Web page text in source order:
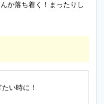
か落ち着く！まったりし
い時に！